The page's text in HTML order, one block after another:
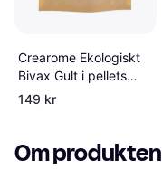
Crearome Ekologiskt
Bivax Gult i pellets
100g
149 kr
Om produkten